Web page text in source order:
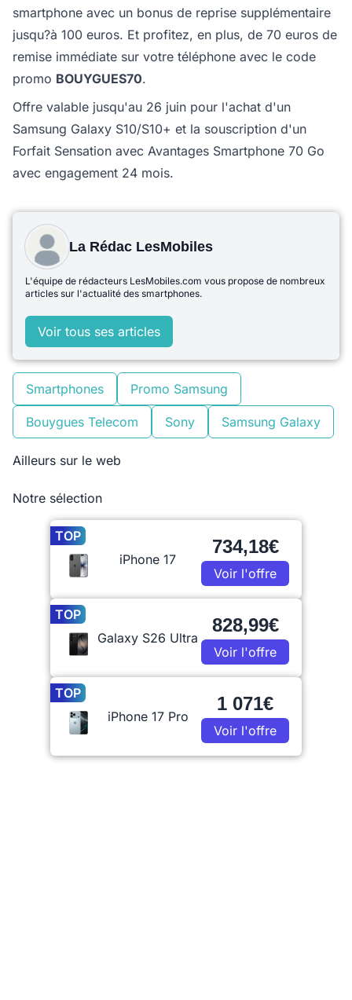
smartphone avec un bonus de reprise supplémentaire
jusqu?à 100 euros. Et profitez, en plus, de 70 euros de
remise immédiate sur votre téléphone avec le code
promo BOUYGUES70.
Offre valable jusqu'au 26 juin pour l'achat d'un
Samsung Galaxy S10/S10+ et la souscription d'un
Forfait Sensation avec Avantages Smartphone 70 Go
avec engagement 24 mois.
La Rédac LesMobiles
L'équipe de rédacteurs LesMobiles.com vous propose de nombreux
articles sur l'actualité des smartphones.
Voir tous ses articles
Smartphones Promo Samsung
Bouygues Telecom Sony Samsung Galaxy
Ailleurs sur le web
Notre sélection
TOP
iPhone 17
734,18€
Voir l'offre
TOP
Galaxy S26 Ultra
828,99€
Voir l'offre
TOP
iPhone 17 Pro
1 071€
Voir l'offre